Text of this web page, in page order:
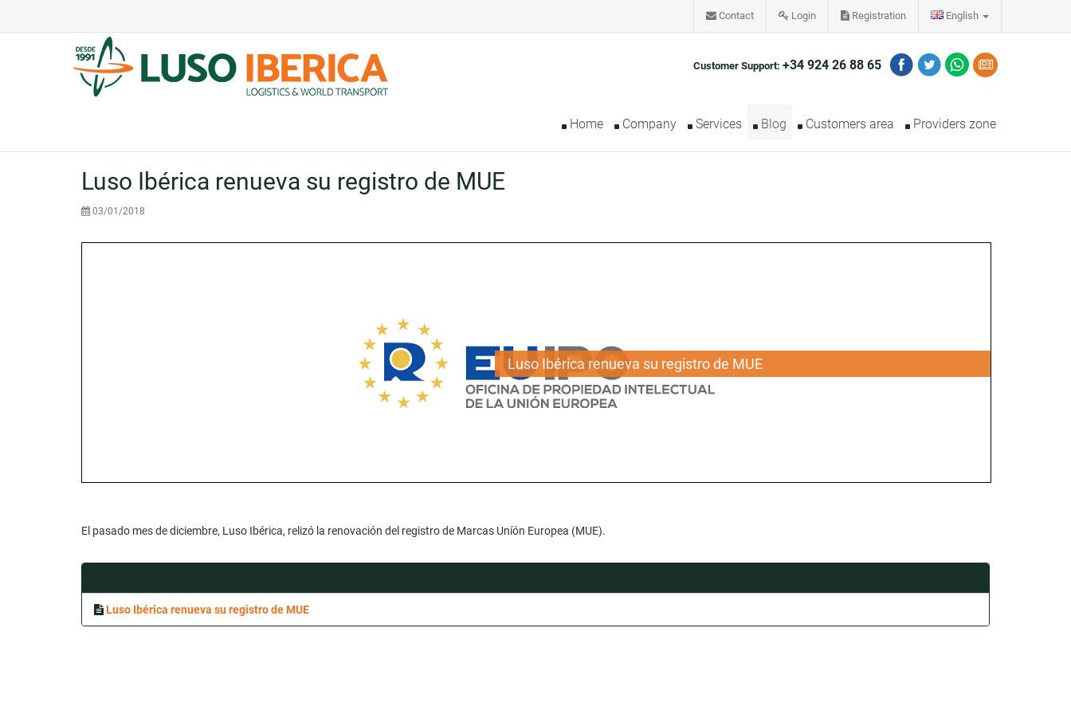
Contact Login Registration English
Customer Support: +34 924 26 88 65
Home Company Services Blog Customers area Providers zone
Luso Ibérica renueva su registro de MUE
03/01/2018
Luso Ibérica renueva su registro de MUE
El pasado mes de diciembre, Luso Ibérica, relizó la renovación del registro de Marcas Uníón Europea (MUE).
Luso Ibérica renueva su registro de MUE